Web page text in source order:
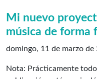
Mi nuevo
música de forma
domingo, 11 de marzo de
Nota: Prácticamente